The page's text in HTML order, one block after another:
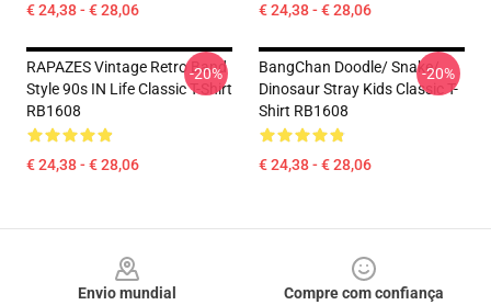
€ 24,38 - € 28,06 € 24,38 - € 28,06
RAPAZES Vintage Retro Band
Style 90s IN Life Classic T-Shirt
RB1608
€ 24,38 - € 28,06
-20%
BangChan Doodle/ Snake/
Dinosaur Stray Kids Classic T-
Shirt RB1608
€ 24,38 - € 28,06
-20%
Envio mundial
Compre com confiança